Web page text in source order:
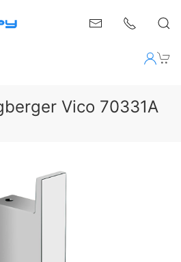
Vico 70331A